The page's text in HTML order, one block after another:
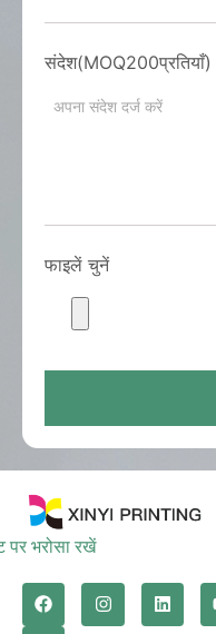
संदेश(MOQ200प्रतियाँ)
फाइलें चुनें
पर भरोसा रखें